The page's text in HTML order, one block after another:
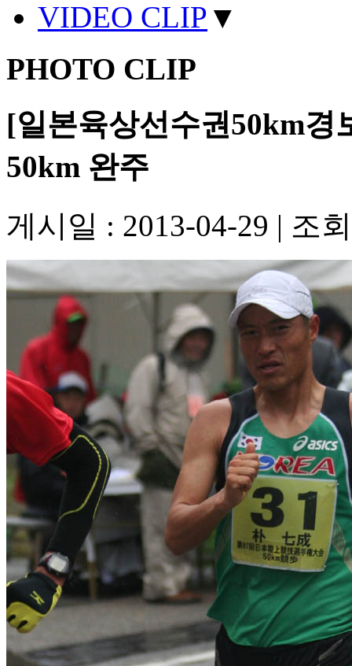
VIDEO CLIP ▼
PHOTO CLIP
[일본육상선수권50km경
50km 완주
게시일 : 2013-04-29 | 조